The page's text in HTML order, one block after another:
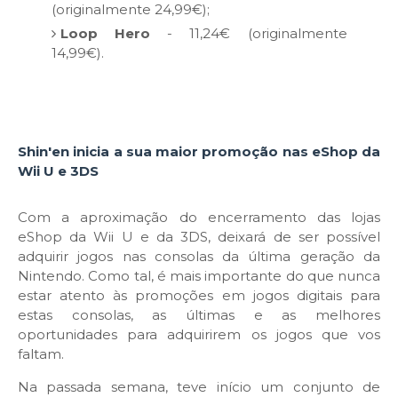
(originalmente 24,99€);
Loop Hero - 11,24€ (originalmente
14,99€).
Shin'en inicia a sua maior promoção nas eShop da
Wii U e 3DS
Com a aproximação do encerramento das lojas
eShop da Wii U e da 3DS, deixará de ser possível
adquirir jogos nas consolas da última geração da
Nintendo. Como tal, é mais importante do que nunca
estar atento às promoções em jogos digitais para
estas consolas, as últimas e as melhores
oportunidades para adquirirem os jogos que vos
faltam.
Na passada semana, teve início um conjunto de